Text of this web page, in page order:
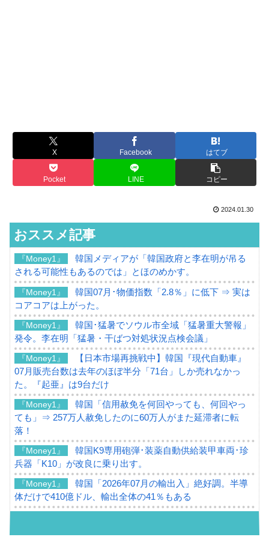
X Facebook はてブ
Pocket LINE コピー
2024.01.30
おススメ記事
『Money1』
韓国メディアが「韓国政府と李在明が吊る
される可能性もあるのでは」とほのめかす。
『Money1』
韓国07月･物価指数「2.8％」に低下 ⇒ 実は
コアコアは上がった。
『Money1』
韓国･猛暑でソウル市全域「猛暑重大警報」
発令。李在明「猛暑・干ばつ対処状況点検会議」
『Money1』
【日本市場再挑戦中】韓国『現代自動車』
07月販売台数は去年のほぼ半分「71台」しか売れなかっ
た。『起亜』は9台だけ
『Money1』
韓国「信用赦免を何回やっても、何回やっ
ても」⇒ 257万人赦免したのに60万人がまた延滞者に転
落！
『Money1』
韓国K9専用砲弾･装薬自動供給装甲車両･珍
兵器「K10」が改良に乗り出す。
『Money1』
韓国「2026年07月の輸出入」絶好調。半導
体だけで410億ドル、輸出全体の41％もある